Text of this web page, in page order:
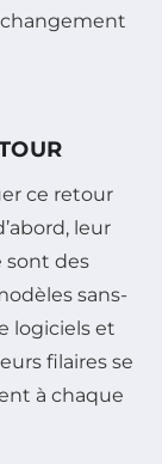
ce retour
leur
sont des
sans-
logiciels et
filaires se
à chaque